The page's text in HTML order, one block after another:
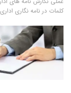
کلمات در نامه نگاری اداری